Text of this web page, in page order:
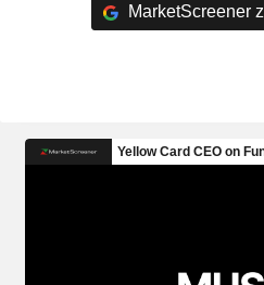
MarketScreener